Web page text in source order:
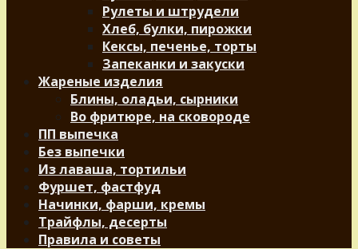
Рулеты и штрудели
Хлеб, булки, пирожки
Кексы, печенье, торты
Запеканки и закуски
Жареные изделия
Блины, оладьи, сырники
Во фритюре, на сковороде
ПП выпечка
Без выпечки
Из лаваша, тортильи
Фуршет, фастфуд
Начинки, фарши, кремы
Трайфлы, десерты
Правила и советы